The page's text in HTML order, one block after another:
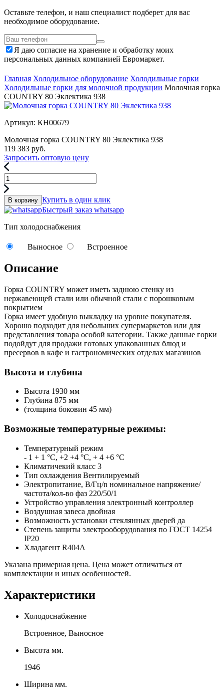
Оставьте телефон, и наш специалист подберет для вас
необходимое оборудование.
Я даю согласие на хранение и обработку моих
персональных данных компанией Евромаркет.
Главная Холодильное оборудование Холодильные горки
Холодильные горки для молочной продукции Молочная горка
COUNTRY 80 Эклектика 938
Артикул: КН00679
Молочная горка COUNTRY 80 Эклектика 938
119 383 руб.
Запросить оптовую цену
В корзину Купить в один клик
Быстрый заказ whatsapp
Тип холодоснабжения
Выносное Встроенное
Описание
Горка COUNTRY может иметь заднюю стенку из
нержавеющей стали или обычной стали с порошковым
покрытием
Горка имеет удобную выкладку на уровне покупателя.
Хорошо подходит для небольших супермаркетов или для
представления товара особой категории. Также данные горки
подойдут для продажи готовых упакованных блюд и
пресервов в кафе и гастрономических отделах магазинов
Высота и глубина
Высота 1930 мм
Глубина 875 мм
(толщина боковин 45 мм)
Возможные температурные режимы:
Температурный режим
- 1 + 1 °С, +2 +4 °С, + 4 +6 °С
Климатичекий класс 3
Тип охлаждения Вентилируемый
Электропитание, В/Гц/n номинальное напряжение/
частота/кол-во фаз 220/50/1
Устройство управления электронный контроллер
Воздушная завеса двойная
Возможность установки стеклянных дверей да
Степень защиты электрооборудования по ГОСТ 14254
IP20
Хладагент R404A
Указана примерная цена. Цена может отличаться от
комплектации и иных особенностей.
Характеристики
Холодоснабжение
Встроенное, Выносное
Высота мм.
1946
Ширина мм.